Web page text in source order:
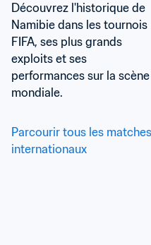
Découvrez l'historique de
Namibie dans les tournois
FIFA, ses plus grands
exploits et ses
performances sur la scène
mondiale.
Parcourir tous les matches
internationaux